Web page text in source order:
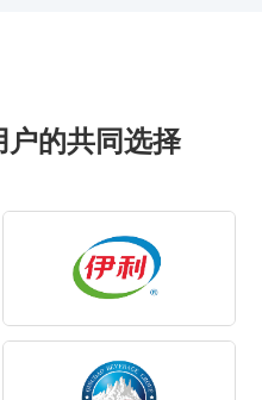
户的共同选择